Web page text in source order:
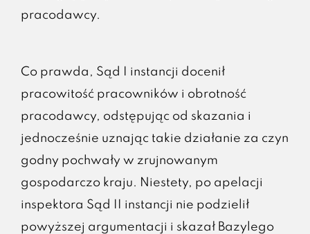
pracodawcy.
Co prawda, Sąd I instancji docenił
pracowitość pracowników i obrotność
pracodawcy, odstępując od skazania i
jednocześnie uznając takie działanie za czyn
godny pochwały w zrujnowanym
gospodarczo kraju. Niestety, po apelacji
inspektora Sąd II instancji nie podzielił
powyższej argumentacji i skazał Bazylego